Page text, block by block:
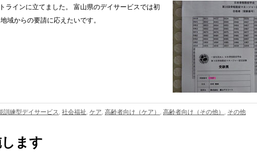
ラインに立てました。 富山県のデイサービスでは初
域からの要請に応えたいです。
訓練型デイサービス, 社会福祉, ケア, 高齢者向け（ケア） , 高齢者向け（その他） , その他
ます